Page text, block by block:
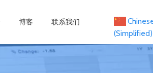
博客 联系我们
(Simplified)